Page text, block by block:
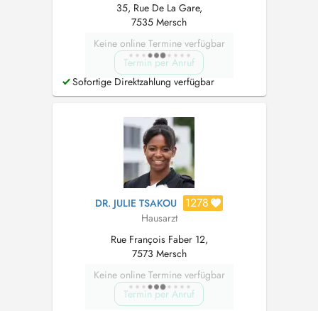
35, Rue De La Gare,
7535 Mersch
Keine online Termine verfügbar
Termin per Anruf
Sofortige Direktzahlung verfügbar
DR. JULIE TSAKOU 1278
Hausarzt
Rue François Faber 12,
7573 Mersch
Keine online Termine verfügbar
Termin per Anruf